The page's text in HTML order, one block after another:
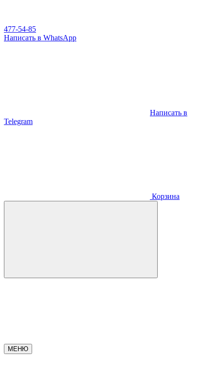
477-54-85
Написать в WhatsApp
Написать в
Telegram
Корзина
МЕНЮ